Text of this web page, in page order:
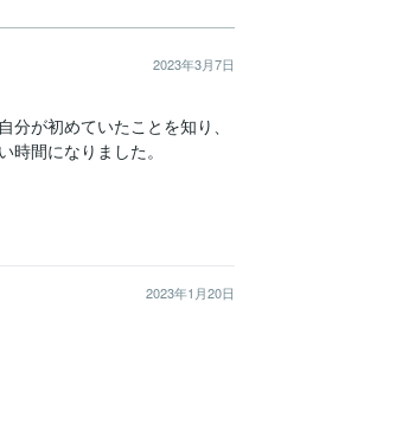
2023年3月7日
が初めていたことを知り、
間になりました。
2023年1月20日